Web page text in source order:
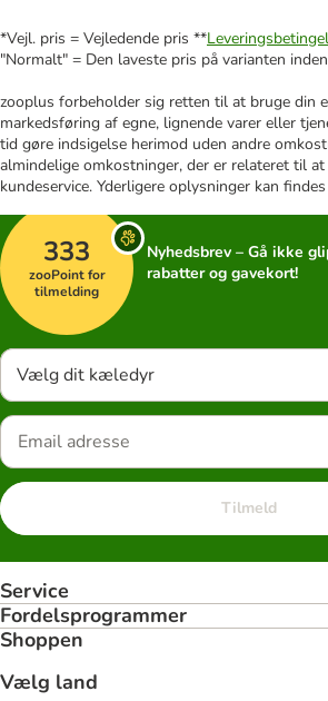
*Vejl. pris = Vejledende pris **
"Normalt" = Den laveste pris på varianten
zooplus forbeholder sig retten til at bruge din
markedsføring af egne, lignende varer eller
tid gøre indsigelse herimod uden andre
almindelige omkostninger, der er relateret til
kundeservice. Yderligere oplysninger kan
333
zooPoint for
tilmelding
Nyhedsbrev – Gå ikke
rabatter og gavekort!
Vælg dit kæledyr
Tilmeld
Service
Fordelsprogrammer
Shoppen
Vælg land